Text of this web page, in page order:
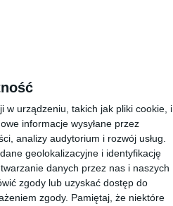
w urządzeniu, takich jak pliki cookie, i
informacje wysyłane przez
analizy audytorium i rozwój usług.
geolokalizacyjne i identyfikację
danych przez nas i naszych
zgody lub uzyskać dostęp do
zgody. Pamiętaj, że niektóre